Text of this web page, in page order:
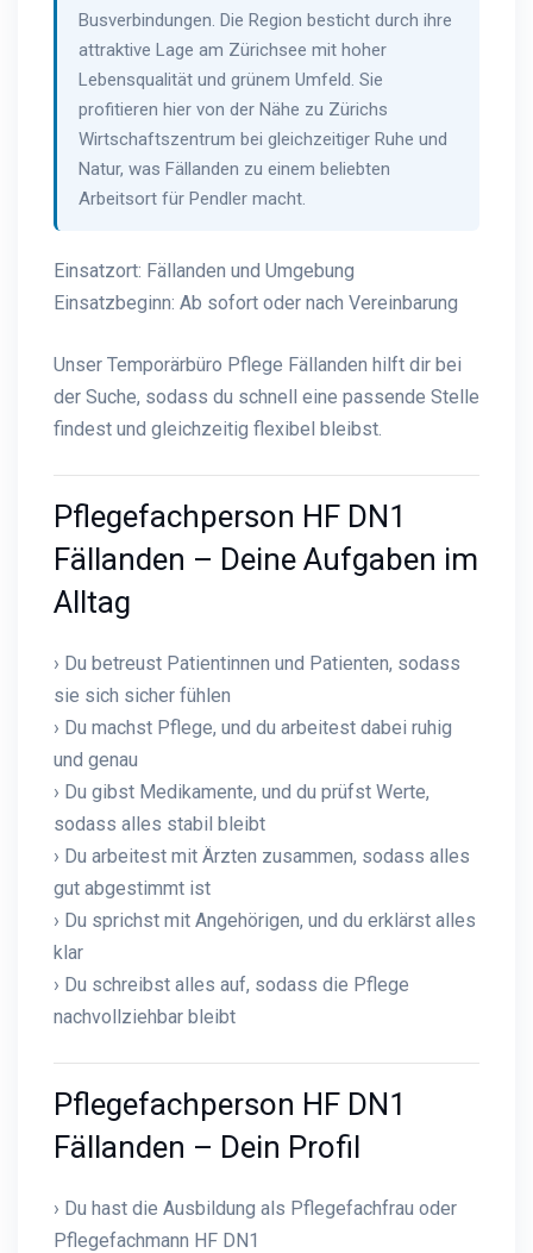
Busverbindungen. Die Region besticht durch ihre
attraktive Lage am Zürichsee mit hoher
Lebensqualität und grünem Umfeld. Sie
profitieren hier von der Nähe zu Zürichs
Wirtschaftszentrum bei gleichzeitiger Ruhe und
Natur, was Fällanden zu einem beliebten
Arbeitsort für Pendler macht.
Einsatzort: Fällanden und Umgebung
Einsatzbeginn: Ab sofort oder nach Vereinbarung
Unser Temporärbüro Pflege Fällanden hilft dir bei
der Suche, sodass du schnell eine passende Stelle
findest und gleichzeitig flexibel bleibst.
Pflegefachperson HF DN1
Fällanden – Deine Aufgaben im
Alltag
› Du betreust Patientinnen und Patienten, sodass
sie sich sicher fühlen
› Du machst Pflege, und du arbeitest dabei ruhig
und genau
› Du gibst Medikamente, und du prüfst Werte,
sodass alles stabil bleibt
› Du arbeitest mit Ärzten zusammen, sodass alles
gut abgestimmt ist
› Du sprichst mit Angehörigen, und du erklärst alles
klar
› Du schreibst alles auf, sodass die Pflege
nachvollziehbar bleibt
Pflegefachperson HF DN1
Fällanden – Dein Profil
› Du hast die Ausbildung als Pflegefachfrau oder
Pflegefachmann HF DN1